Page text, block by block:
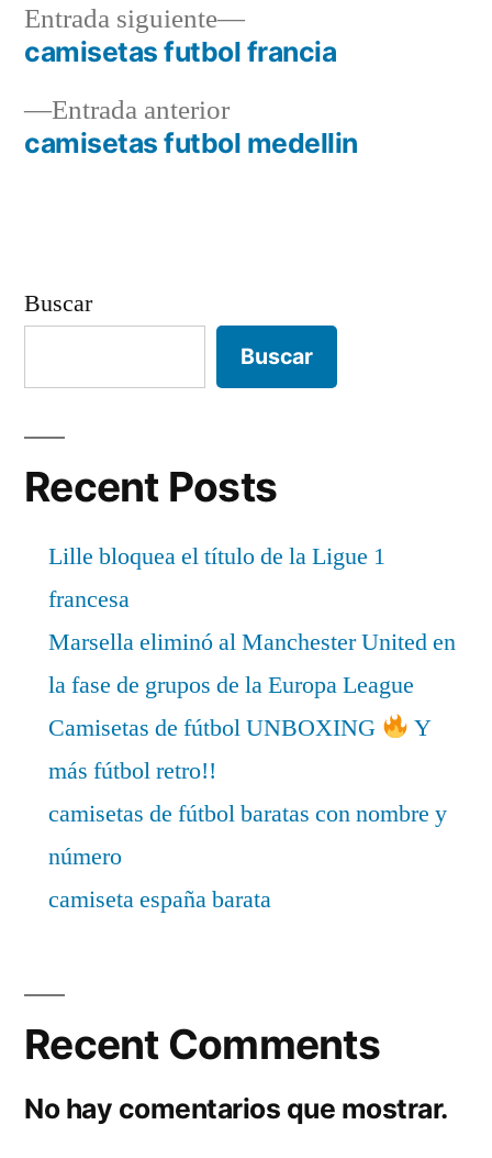
Navegación
deEntrada anteriorEntrada
anterior:
camisetas futbol medellin
Entrada siguiente
Entrada
siguiente:
camisetas futbol francia
Buscar
Buscar
Recent Posts
Lille bloquea el título de la Ligue 1
francesa
Marsella eliminó al Manchester United en
la fase de grupos de la Europa League
Camisetas de fútbol UNBOXING
Y
más fútbol retro!!
camisetas de fútbol baratas con nombre y
número
camiseta españa barata
Recent Comments
No hay comentarios que mostrar.